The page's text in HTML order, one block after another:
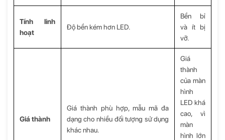
Tính linh
hoạt
Độ bền kém hơn LED.
Bền bỉ
và ít bị
vỡ.
Giá thành
Giá thành phù hợp, mẫu mã đa
dạng cho nhiều đối tượng sử dụng
khác nhau.
Giá
thành
của màn
hình
LED khá
cao, vì
màn
hình lớn